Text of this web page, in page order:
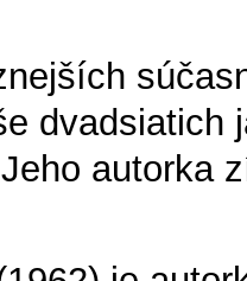
dvadsiatich
autorka